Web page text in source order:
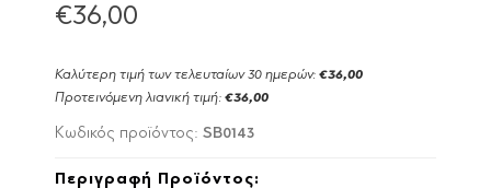
€36,00
Καλύτερη τιμή των τελευταίων 30 ημερών: €36,00
Προτεινόμενη λιανική τιμή: €36,00
Κωδικός προϊόντος: SB0143
Περιγραφή Προϊόντος: